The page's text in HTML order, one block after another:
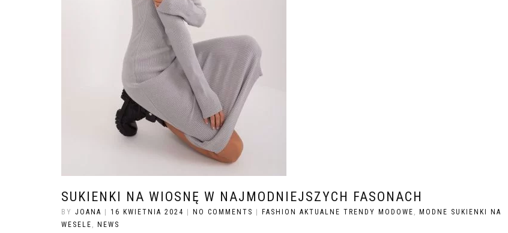
SUKIENKI NA WIOSNĘ W NAJMODNIEJSZYCH FASONACH
BY JOANA 16 KWIETNIA 2024 NO COMMENTS FASHION AKTUALNE TRENDY MODOWE ,
MODNE SUKIENKI NA
WESELE , NEWS